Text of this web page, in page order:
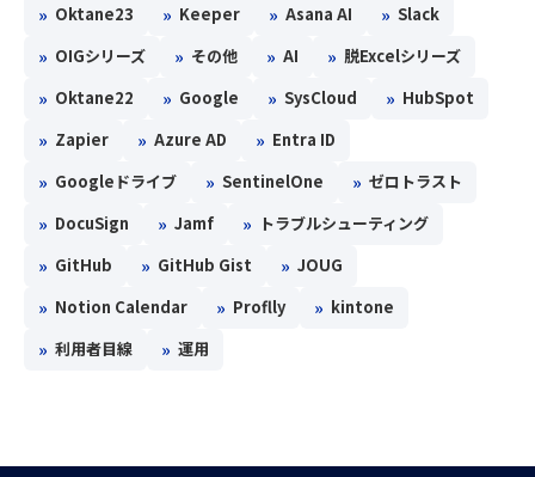
» Oktane23 » Keeper » Asana AI » Slack
» OIGシリーズ » その他 » AI » 脱Excelシリーズ
» Oktane22 » Google » SysCloud » HubSpot
» Zapier » Azure AD » Entra ID
» Googleドライブ » SentinelOne » ゼロトラスト
» DocuSign » Jamf » トラブルシューティング
» GitHub » GitHub Gist » JOUG
» Notion Calendar » Proflly » kintone
» 利用者目線 » 運用